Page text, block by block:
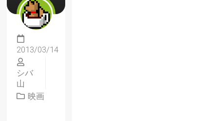
2013/03/14
シバ
山
映画